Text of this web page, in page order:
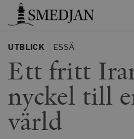
Timbro
UTBLICK ESSÄ
Ett fritt
nyckel till
värld